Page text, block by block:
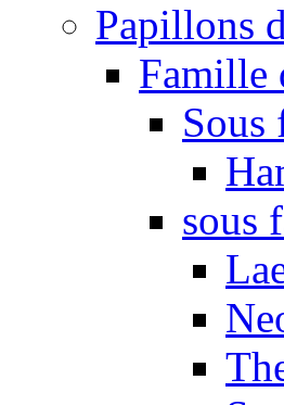
Papillons
Famille
sous